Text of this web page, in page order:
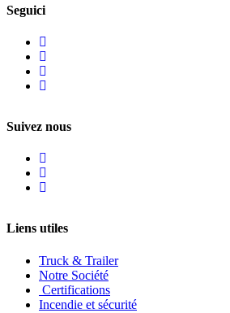
Seguici
Suivez nous
Liens utiles
Truck & Trailer
Notre Société
Certifications
Incendie et sécurité